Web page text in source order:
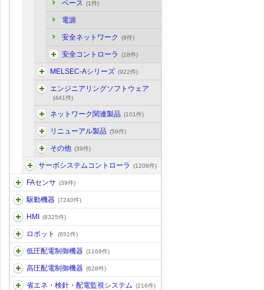
ベース (1件)
電源
安全ネットワーク (9件)
安全コントローラ (18件)
MELSEC-Aシリーズ (922件)
エンジニアリングソフトウェア
(441件)
ネットワーク関連製品 (101件)
リニューアル製品 (59件)
その他 (39件)
サーボシステムコントローラ (1208件)
FAセンサ (39件)
駆動機器 (7240件)
HMI (8325件)
ロボット (651件)
低圧配電制御機器 (1169件)
高圧配電制御機器 (628件)
省エネ・検針・配電監視システム (216件)